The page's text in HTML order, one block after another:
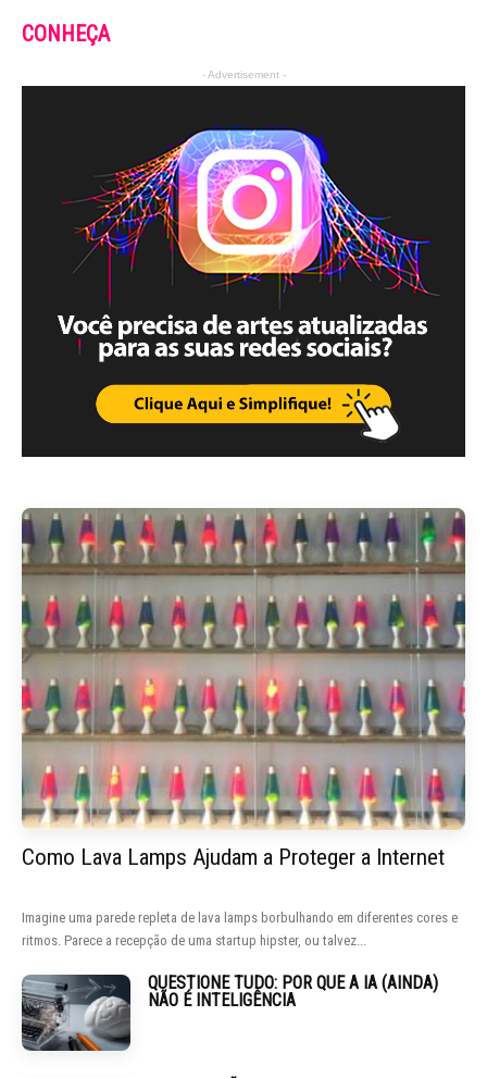
CONHEÇA
- Advertisement -
Como Lava Lamps Ajudam a Proteger a Internet
Imagine uma parede repleta de lava lamps borbulhando em diferentes cores e
ritmos. Parece a recepção de uma startup hipster, ou talvez...
QUESTIONE TUDO: POR QUE A IA (AINDA)
NÃO É INTELIGÊNCIA